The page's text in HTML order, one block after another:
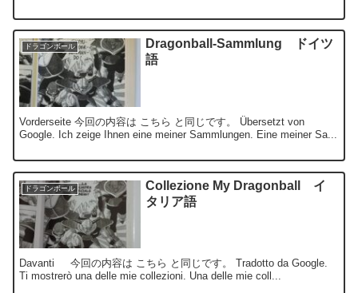
ドラゴンボール
Dragonball-Sammlung ドイツ
語
Vorderseite 今回の内容は こちら と同じです。 Übersetzt von
Google. Ich zeige Ihnen eine meiner Sammlungen. Eine meiner Sa...
ドラゴンボール
Collezione My Dragonball イ
タリア語
Davanti 今回の内容は こちら と同じです。 Tradotto da Google.
Ti mostrerò una delle mie collezioni. Una delle mie coll...